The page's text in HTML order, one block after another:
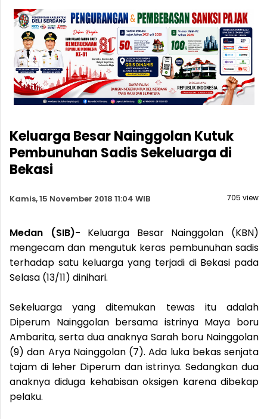
Keluarga Besar Nainggolan Kutuk
Pembunuhan Sadis Sekeluarga di
Bekasi
Kamis, 15 November 2018 11:04 WIB 705 view
Medan (SIB)- Keluarga Besar Nainggolan (KBN)
mengecam dan mengutuk keras pembunuhan sadis
terhadap satu keluarga yang terjadi di Bekasi pada
Selasa (13/11) dinihari.
Sekeluarga yang ditemukan tewas itu adalah
Diperum Nainggolan bersama istrinya Maya boru
Ambarita, serta dua anaknya Sarah boru Nainggolan
(9) dan Arya Nainggolan (7). Ada luka bekas senjata
tajam di leher Diperum dan istrinya. Sedangkan dua
anaknya diduga kehabisan oksigen karena dibekap
pelaku.